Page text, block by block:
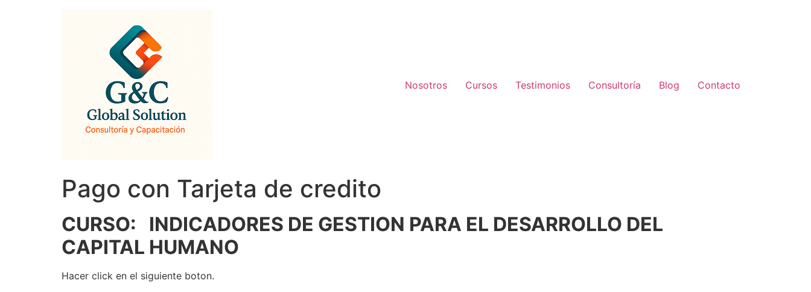
Nosotros Cursos Testimonios Consultoría Blog Contacto
Pago con Tarjeta de credito
CURSO: INDICADORES DE GESTION PARA EL DESARROLLO DEL
CAPITAL HUMANO
Hacer click en el siguiente boton.